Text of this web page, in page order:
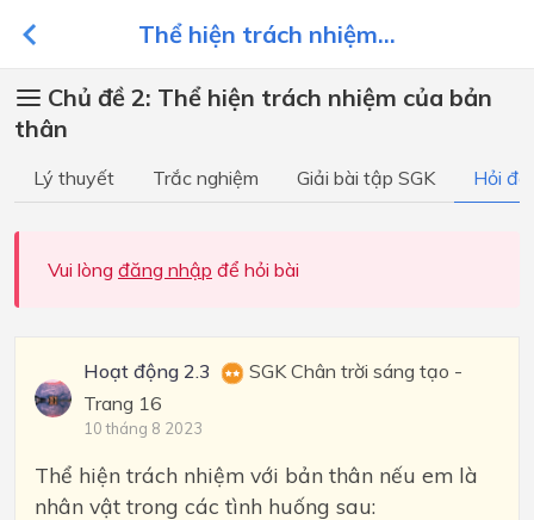
Thể hiện trách nhiệm...
Chủ đề 2: Thể hiện trách nhiệm của bản
thân
Lý thuyết Trắc nghiệm Giải bài tập SGK Hỏi
Vui lòng đăng nhập để hỏi bài
Hoạt động 2.3
SGK Chân trời sáng tạo -
Trang 16
10 tháng 8 2023
Thể hiện trách nhiệm với bản thân nếu em là
nhân vật trong các tình huống sau: